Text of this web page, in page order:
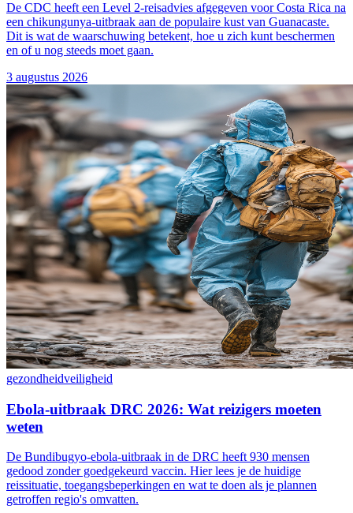
De CDC heeft een Level 2-reisadvies afgegeven voor Costa Rica na
een chikungunya-uitbraak aan de populaire kust van Guanacaste.
Dit is wat de waarschuwing betekent, hoe u zich kunt beschermen
en of u nog steeds moet gaan.
3 augustus 2026
gezondheidveiligheid
Ebola-uitbraak DRC 2026: Wat reizigers moeten
weten
De Bundibugyo-ebola-uitbraak in de DRC heeft 930 mensen
gedood zonder goedgekeurd vaccin. Hier lees je de huidige
reissituatie, toegangsbeperkingen en wat te doen als je plannen
getroffen regio's omvatten.